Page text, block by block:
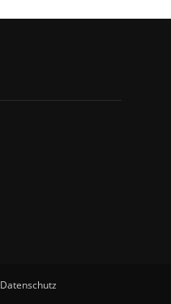
Datenschutz